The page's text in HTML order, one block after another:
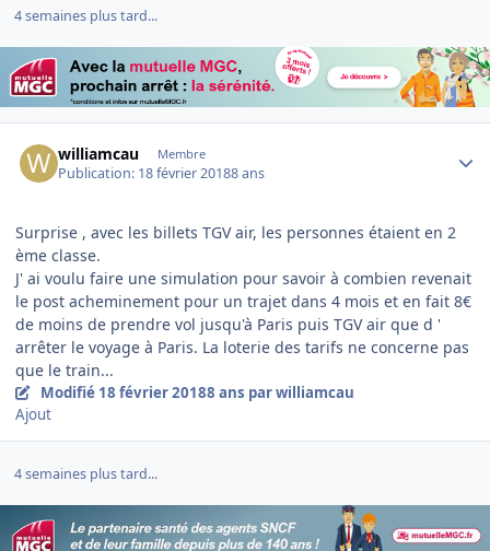
4 semaines plus tard...
williamcau Membre
Publication: 18 février 20188 ans
Surprise , avec les billets TGV air, les personnes étaient en 2
ème classe.
J' ai voulu faire une simulation pour savoir à combien revenait
le post acheminement pour un trajet dans 4 mois et en fait 8€
de moins de prendre vol jusqu'à Paris puis TGV air que d '
arrêter le voyage à Paris. La loterie des tarifs ne concerne pas
que le train...
Modifié 18 février 20188 ans par williamcau
Ajout
4 semaines plus tard...